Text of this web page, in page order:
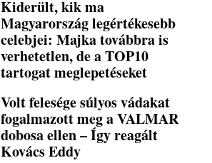
Kiderült, kik ma
Magyarország legértékesebb
celebjei: Majka továbbra is
verhetetlen, de a TOP10
tartogat meglepetéseket
Volt felesége súlyos vádakat
fogalmazott meg a VALMAR
dobosa ellen – Így reagált
Kovács Eddy